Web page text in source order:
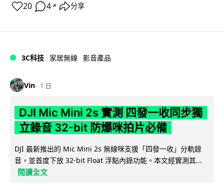
20 4 ↗ 分享
3C科技 家居無線 影音產品
Vin 1 日
DJI Mic Mini 2s 實測 四發一收同步獨
立錄音 32-bit 防爆咪拍片必備
DJI 最新推出的 Mic Mini 2s 無線咪支援「四發一收」分軌錄
音，並首度下放 32-bit Float 浮點內錄功能。本文經實測其...
閱讀全文